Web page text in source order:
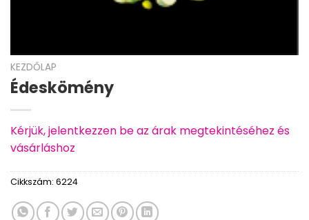
KEZDŐLAP
Édeskömény
Kérjük, jelentkezzen be az árak megtekintéséhez és
vásárláshoz
Cikkszám: 6224